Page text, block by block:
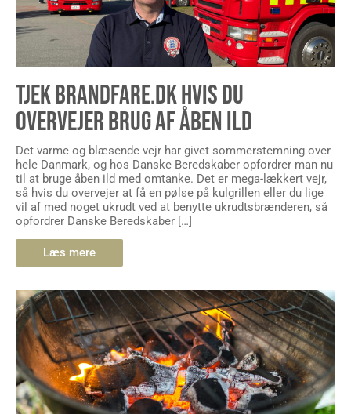
TJEK BRANDFARE.DK HVIS DU
OVERVEJER BRUG AF ÅBEN ILD
Det varme og blæsende vejr har givet sommerstemning over
hele Danmark, og hos Danske Beredskaber opfordrer man nu
til at bruge åben ild med omtanke. Det er mega-lækkert vejr,
så hvis du overvejer at få en pølse på kulgrillen eller du lige
vil af med noget ukrudt ved at benytte ukrudtsbrænderen, så
opfordrer Danske Beredskaber […]
Læs mere